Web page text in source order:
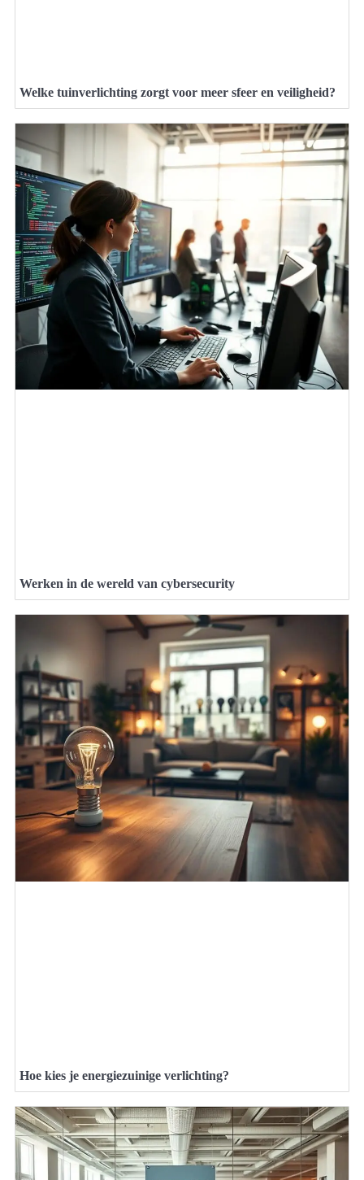
Welke tuinverlichting zorgt voor meer sfeer en veiligheid?
Werken in de wereld van cybersecurity
Hoe kies je energiezuinige verlichting?